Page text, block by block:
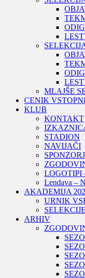
MLAJŠE
CENIK
KLUB
KONTAKT
STADION
NAVIJAČI
LOGOTIPI
Lendava –
AKADEMIJA
URNIK
ARHIV